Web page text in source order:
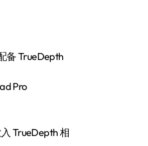
备 TrueDepth
Pro
TrueDepth 相